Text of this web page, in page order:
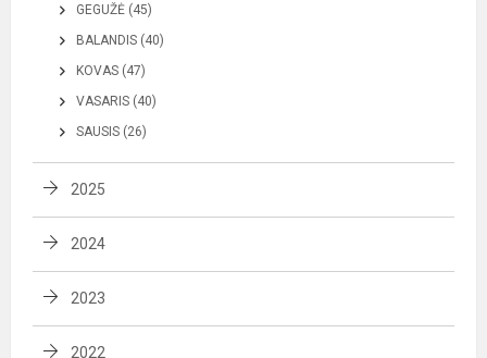
GEGUŽĖ (45)
BALANDIS (40)
KOVAS (47)
VASARIS (40)
SAUSIS (26)
2025
2024
2023
2022